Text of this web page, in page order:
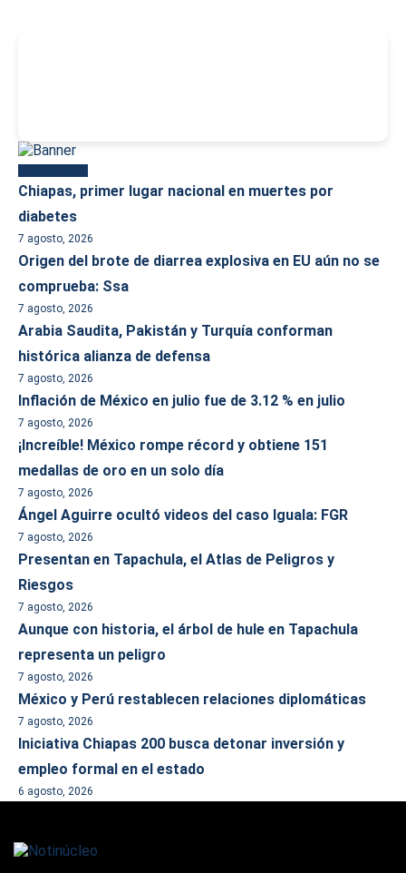
Chiapas, primer lugar nacional en muertes por
diabetes
7 agosto, 2026
Origen del brote de diarrea explosiva en EU aún no se
comprueba: Ssa
7 agosto, 2026
Arabia Saudita, Pakistán y Turquía conforman
histórica alianza de defensa
7 agosto, 2026
Inflación de México en julio fue de 3.12 % en julio
7 agosto, 2026
¡Increíble! México rompe récord y obtiene 151
medallas de oro en un solo día
7 agosto, 2026
Ángel Aguirre ocultó videos del caso Iguala: FGR
7 agosto, 2026
Presentan en Tapachula, el Atlas de Peligros y
Riesgos
7 agosto, 2026
Aunque con historia, el árbol de hule en Tapachula
representa un peligro
7 agosto, 2026
México y Perú restablecen relaciones diplomáticas
7 agosto, 2026
Iniciativa Chiapas 200 busca detonar inversión y
empleo formal en el estado
6 agosto, 2026